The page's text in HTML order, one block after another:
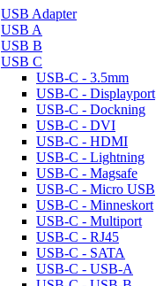
USB Adapter
USB A
USB B
USB C
USB-C - 3.5mm
USB-C - Displayport
USB-C - Dockning
USB-C - DVI
USB-C - HDMI
USB-C - Lightning
USB-C - Magsafe
USB-C - Micro USB
USB-C - Minneskort
USB-C - Multiport
USB-C - RJ45
USB-C - SATA
USB-C - USB-A